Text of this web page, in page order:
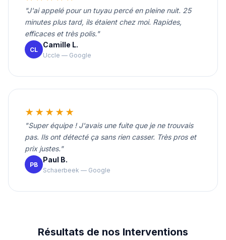
"J'ai appelé pour un tuyau percé en pleine nuit. 25
minutes plus tard, ils étaient chez moi. Rapides,
efficaces et très polis."
CL
Camille L.
Uccle — Google
★★★★★
"Super équipe ! J'avais une fuite que je ne trouvais
pas. Ils ont détecté ça sans rien casser. Très pros et
prix justes."
PB
Paul B.
Schaerbeek — Google
Résultats de nos Interventions